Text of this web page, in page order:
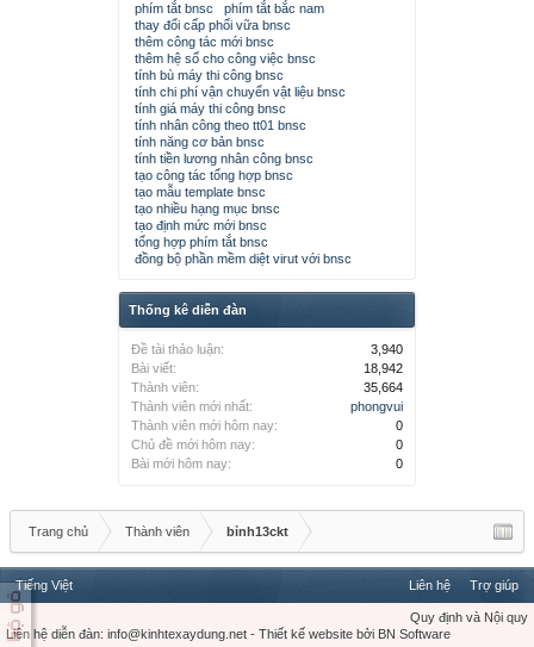
phím tắt bnsc
phím tắt bắc nam
thay đổi cấp phối vữa bnsc
thêm công tác mới bnsc
thêm hệ số cho công việc bnsc
tính bù máy thi công bnsc
tính chi phí vận chuyển vật liệu bnsc
tính giá máy thi công bnsc
tính nhân công theo tt01 bnsc
tính năng cơ bản bnsc
tính tiền lương nhân công bnsc
tạo công tác tổng hợp bnsc
tạo mẫu template bnsc
tạo nhiều hạng mục bnsc
tạo định mức mới bnsc
tổng hợp phím tắt bnsc
đồng bộ phần mềm diệt virut với bnsc
Thống kê diễn đàn
Đề tài thảo luận:
3,940
Bài viết:
18,942
Thành viên:
35,664
Thành viên mới nhất:
phongvui
Thành viên mới hôm nay:
0
Chủ đề mới hôm nay:
0
Bài mới hôm nay:
0
Trang chủ Thành viên bỉnh13ckt
Tiếng Việt Liên hệ Trợ giúp
Quy định và Nội quy
Liên hệ diễn đàn: info@kinhtexaydung.net - Thiết kế website bởi BN Software